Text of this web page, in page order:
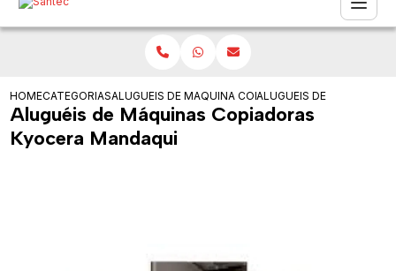
HOMECATEGORIASALUGUEIS DE COPIADORASMAQUINA COPIADORA PARA ALUGAR
ALUGUEIS DE MAQUINAS
Aluguéis de Máquinas Copiadoras
Kyocera Mandaqui